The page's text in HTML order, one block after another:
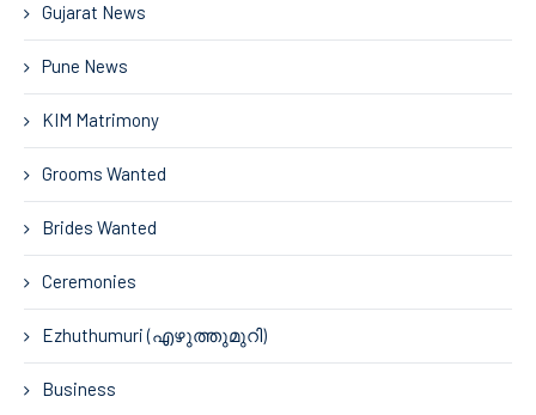
Gujarat News
Pune News
KIM Matrimony
Grooms Wanted
Brides Wanted
Ceremonies
Ezhuthumuri (എഴുത്തുമുറി)
Business